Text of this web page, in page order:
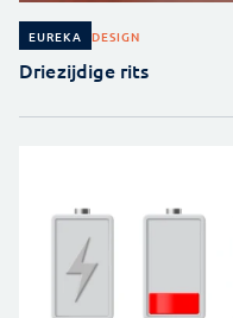
EUREKA DESIGN
Driezijdige rits